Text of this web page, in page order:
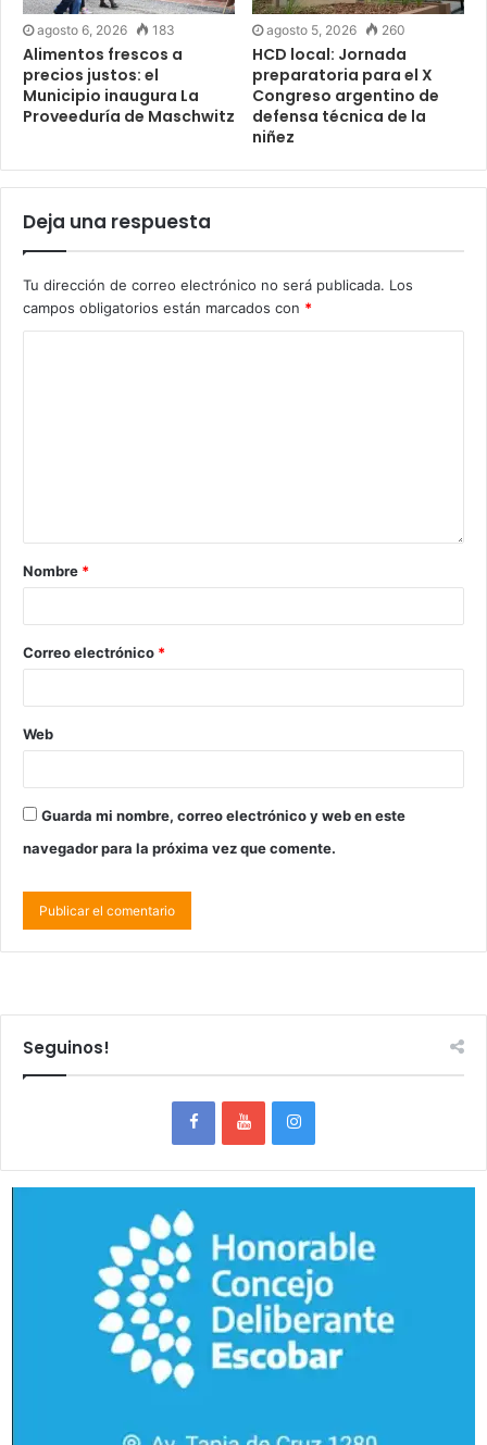
agosto 6, 2026 183
Alimentos frescos a
precios justos: el
Municipio inaugura La
Proveeduría de Maschwitz
agosto 5, 2026 260
HCD local: Jornada
preparatoria para el X
Congreso argentino de
defensa técnica de la
niñez
Deja una respuesta
Tu dirección de correo electrónico no será publicada. Los
campos obligatorios están marcados con *
Nombre *
Correo electrónico *
Web
Guarda mi nombre, correo electrónico y web en este
navegador para la próxima vez que comente.
Seguinos!